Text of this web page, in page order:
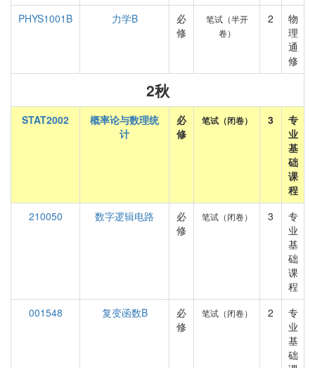
PHYS1001B
力学B
必
修
笔试（半开
卷）
2
物
理
通
修
2秋
STAT2002
概率论与数理统
计
必
修
笔试（闭卷） 3
专
业
基
础
课
程
210050
数字逻辑电路
必
修
笔试（闭卷） 3
专
业
基
础
课
程
001548
复变函数B
必
修
笔试（闭卷） 2
专
业
基
础